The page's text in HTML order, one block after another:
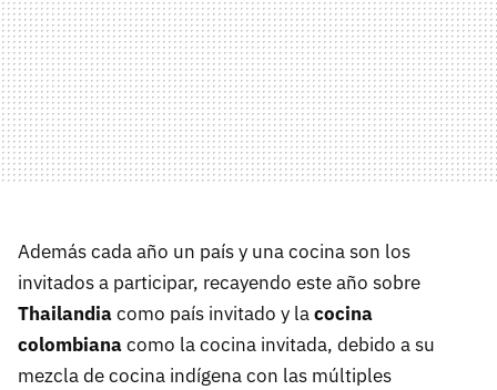
Además cada año un país y una cocina son los
invitados a participar, recayendo este año sobre
Thailandiacomo país invitado y lacocina
colombianacomo la cocina invitada, debido a su
mezcla de cocina indígena con las múltiples